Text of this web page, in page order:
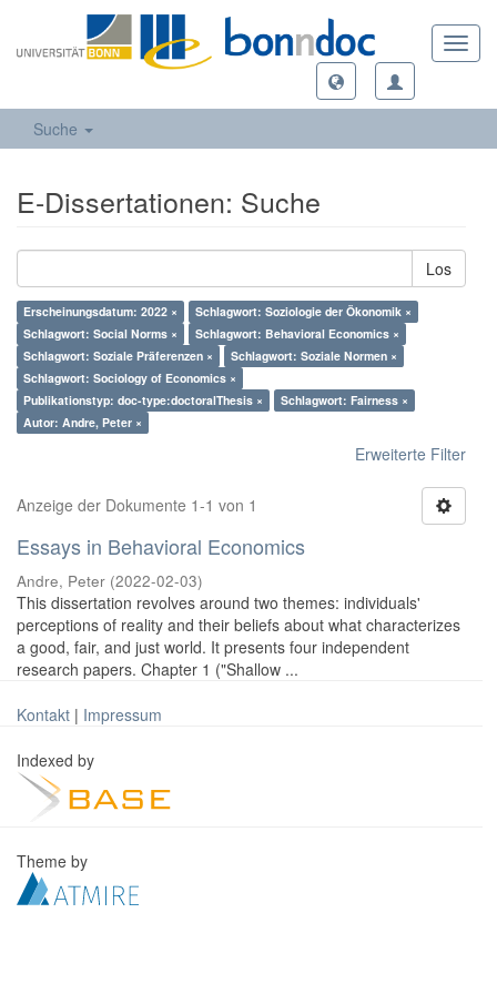
Suche
E-Dissertationen: Suche
Los
Erscheinungsdatum: 2022 ×
Schlagwort: Soziologie der Ökonomik ×
Schlagwort: Social Norms ×
Schlagwort: Behavioral Economics ×
Schlagwort: Soziale Präferenzen ×
Schlagwort: Soziale Normen ×
Schlagwort: Sociology of Economics ×
Publikationstyp: doc-type:doctoralThesis ×
Schlagwort: Fairness ×
Autor: Andre, Peter ×
Erweiterte Filter
Anzeige der Dokumente 1-1 von 1
Essays in Behavioral Economics
Andre, Peter (2022-02-03)
This dissertation revolves around two themes: individuals'
perceptions of reality and their beliefs about what characterizes
a good, fair, and just world. It presents four independent
research papers. Chapter 1 ("Shallow ...
Kontakt | Impressum
Indexed by
Theme by